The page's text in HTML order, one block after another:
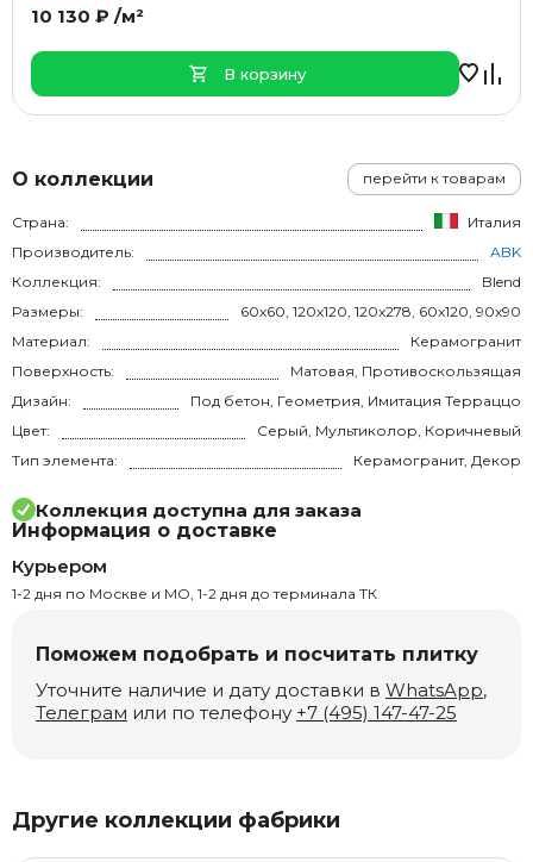
О коллекции перейти к товарам
Страна:
Италия
Производитель:
ABK
Коллекция:
Blend
Размеры:
60x60, 120x120, 120x278, 60x120, 90x90
Материал:
Керамогранит
Поверхность:
Матовая, Противоскользящая
Дизайн:
Под бетон, Геометрия, Имитация Терраццо
Цвет:
Серый, Мультиколор, Коричневый
Тип элемента:
Керамогранит, Декор
Коллекция доступна для заказа
Информация о доставке
Курьером
1-2 дня по Москве и МО, 1-2 дня до терминала ТК
Поможем подобрать и посчитать плитку
Уточните наличие и дату доставки в WhatsApp,
Телеграм или по телефону +7 (495) 147-47-25
10 130 ₽ /м²
В корзину
Другие коллекции фабрики